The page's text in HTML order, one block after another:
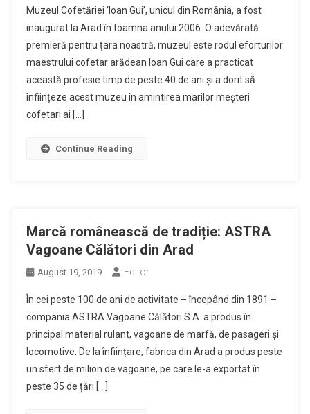
Muzeul Cofetăriei ‘Ioan Gui’, unicul din România, a fost
inaugurat la Arad în toamna anului 2006. O adevărată
premieră pentru țara noastră, muzeul este rodul eforturilor
maestrului cofetar arădean Ioan Gui care a practicat
această profesie timp de peste 40 de ani și a dorit să
înființeze acest muzeu în amintirea marilor meșteri
cofetari ai […]
Continue Reading
Marcă românească de tradiție: ASTRA
Vagoane Călători din Arad
August 19, 2019 Editor
În cei peste 100 de ani de activitate – începând din 1891 –
compania ASTRA Vagoane Călători S.A. a produs în
principal material rulant, vagoane de marfă, de pasageri și
locomotive. De la înființare, fabrica din Arad a produs peste
un sfert de milion de vagoane, pe care le-a exportat în
peste 35 de țări […]